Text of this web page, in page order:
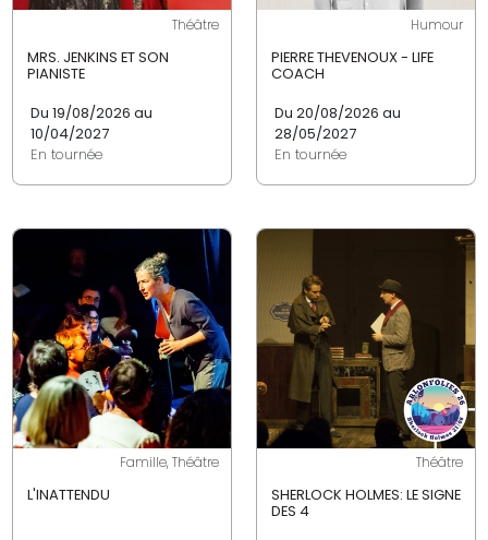
Théâtre
MRS. JENKINS ET SON
PIANISTE
Du 19/08/2026 au
10/04/2027
En tournée
Humour
PIERRE THEVENOUX - LIFE
COACH
Du 20/08/2026 au
28/05/2027
En tournée
Famille, Théâtre
L'INATTENDU
Théâtre
SHERLOCK HOLMES: LE SIGNE
DES 4